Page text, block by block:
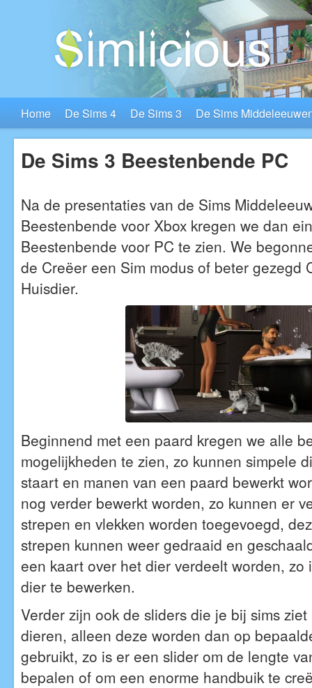
Home De Sims 4 De Sims 3 De Sims
De Sims 3 Beestenbende PC
Na de presentaties van de Sims
Beestenbende voor Xbox kregen we dan
Beestenbende voor PC te zien. We
de Creëer een Sim modus of beter gezegd
Huisdier.
Beginnend met een paard kregen we alle
mogelijkheden te zien, zo kunnen simpele
staart en manen van een paard bewerkt
nog verder bewerkt worden, zo kunnen er
strepen en vlekken worden toegevoegd,
strepen kunnen weer gedraaid en
een kaart over het dier verdeelt worden, zo
dier te bewerken.
Verder zijn ook de sliders die je bij sims
dieren, alleen deze worden dan op
gebruikt, zo is er een slider om de lengte
bepalen of om een enorme handbuik te